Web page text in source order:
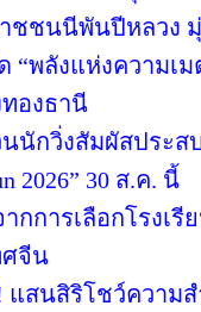
ชชนนีพันปีหลวง
“พลังแห่งความเ
องธานี
นนักวิ่งสัมผัสประ
2026” 30 ส.ค. นี้
กการเลือกโรงเ
ศจีน
นสิริโชว์ความสำ